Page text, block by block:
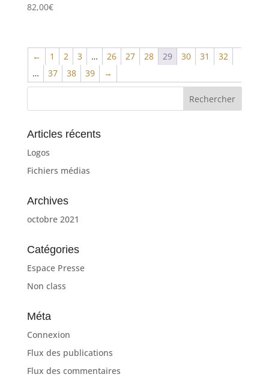
82,00€
← 1 2 3 … 26 27 28 29 30 31
32
…
37 38 39 →
Articles récents
Logos
Fichiers médias
Archives
octobre 2021
Catégories
Espace Presse
Non class
Méta
Connexion
Flux des publications
Flux des commentaires